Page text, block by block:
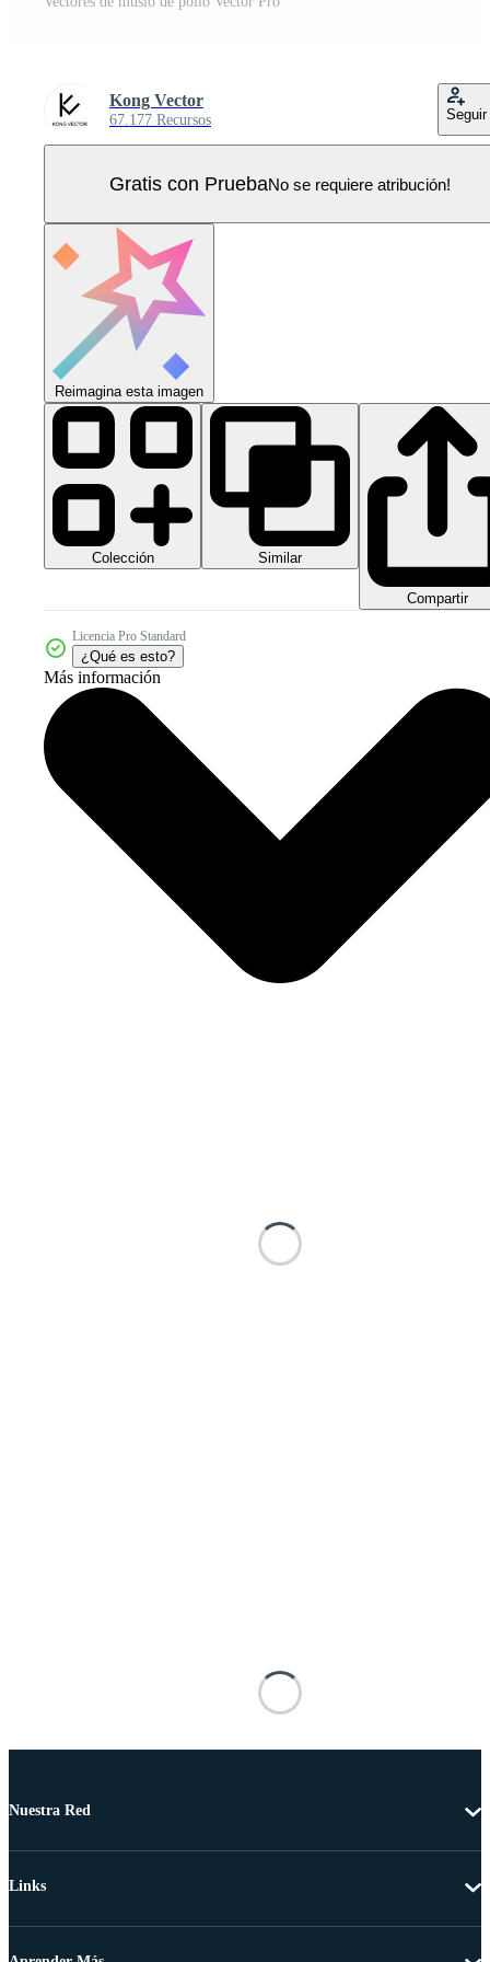
Kong Vector
67.177 Recursos Seguir
Gratis con PruebaNo se requiere atribución!
Reimagina esta imagen
Colección Similar
Compartir
Licencia Pro Standard
¿Qué es esto?
Más información
Nuestra Red
Links